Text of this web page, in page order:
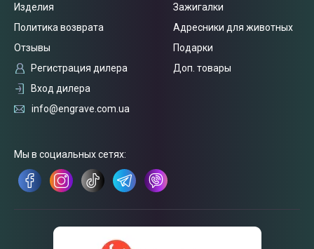
Изделия
Политика возврата
Отзывы
Регистрация дилера
Вход дилера
Зажигалки
Адресники для животных
Подарки
Доп. товары
info@engrave.com.ua
Мы в социальных сетях:
Связатьсяс нами